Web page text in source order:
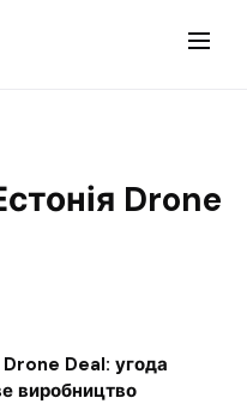
Drone
Drone Deal: угода
виробництво